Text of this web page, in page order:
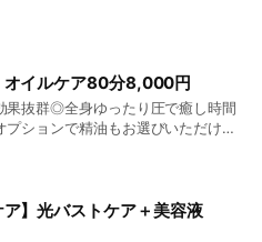
オイルケア80分8,000円
果抜群◎全身ゆったり圧で癒し時間
プションで精油もお選びいただけま
ア】光バストケア＋美容液